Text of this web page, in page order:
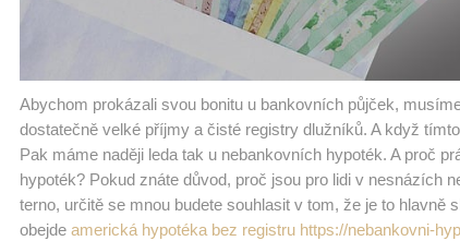
Abychom prokázali svou bonitu u bankovních půjček,
dostatečně velké příjmy a čisté registry dlužníků. A když
Pak máme naději leda tak u nebankovních hypoték. A proč
hypoték? Pokud znáte důvod, proč jsou pro lidi v nesnázích
terno, určitě se mnou budete souhlasit v tom, že je to hlavně
obejde americká hypotéka bez registru https://nebankovni-